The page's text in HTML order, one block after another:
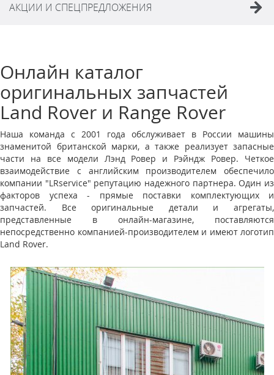
АКЦИИ И СПЕЦПРЕДЛОЖЕНИЯ
Онлайн каталог
оригинальных запчастей
Land Rover и Range Rover
Наша команда с 2001 года обслуживает в России машины
знаменитой британской марки, а также реализует запасные
части на все модели Лэнд Ровер и Рэйндж Ровер. Четкое
взаимодействие с английским производителем обеспечило
компании "LRservice" репутацию надежного партнера. Один из
факторов успеха - прямые поставки комплектующих и
запчастей. Все оригинальные детали и агрегаты,
представленные в онлайн-магазине, поставляются
непосредственно компанией-производителем и имеют логотип
Land Rover.